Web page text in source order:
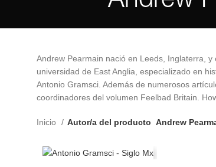
Andrew Pearmain nació en Leeds, Inglaterra,
universidad de East Anglia, especializado en
Antonio Gramsci. Además de numerosos
coordinadores del volumen Feelbad Britain.
Inicio Autor/a del producto Andrew